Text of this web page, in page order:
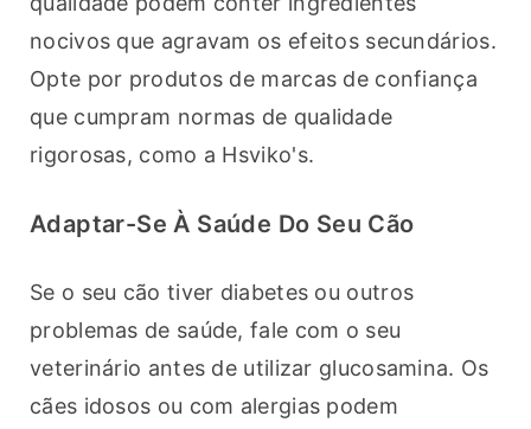
nocivos que agravam os efeitos secundários.
Opte por produtos de marcas de confiança
que cumpram normas de qualidade
rigorosas, como a Hsviko's.
Adaptar-Se À Saúde Do Seu Cão
Se o seu cão tiver diabetes ou outros
problemas de saúde, fale com o seu
veterinário antes de utilizar glucosamina. Os
cães idosos ou com alergias podem